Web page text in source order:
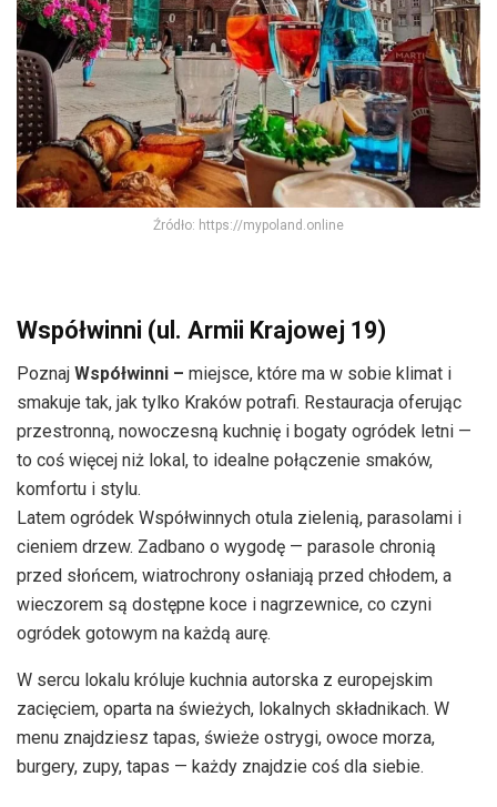
Źródło: https://mypoland.online
Współwinni (ul. Armii Krajowej 19)
Poznaj Współwinni – miejsce, które ma w sobie klimat i
smakuje tak, jak tylko Kraków potrafi. Restauracja oferując
przestronną, nowoczesną kuchnię i bogaty ogródek letni —
to coś więcej niż lokal, to idealne połączenie smaków,
komfortu i stylu.
Latem ogródek Współwinnych otula zielenią, parasolami i
cieniem drzew. Zadbano o wygodę — parasole chronią
przed słońcem, wiatrochrony osłaniają przed chłodem, a
wieczorem są dostępne koce i nagrzewnice, co czyni
ogródek gotowym na każdą aurę.
W sercu lokalu króluje kuchnia autorska z europejskim
zacięciem, oparta na świeżych, lokalnych składnikach. W
menu znajdziesz tapas, świeże ostrygi, owoce morza,
burgery, zupy, tapas — każdy znajdzie coś dla siebie.